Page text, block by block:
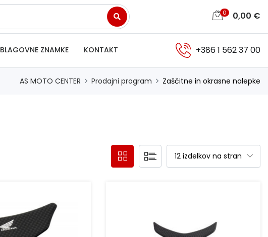
0 0,00 €
BLAGOVNE ZNAMKE KONTAKT +386 1 562 37 00
AS MOTO CENTER Prodajni program Zaščitne in okrasne nalepke